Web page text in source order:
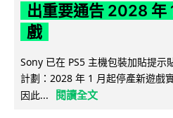
出重要通告 2028 年
戲
Sony 已在 PS5 主機包裝加貼提示
計劃：2028 年 1 月起停產新遊戲
因此...
閱讀全文